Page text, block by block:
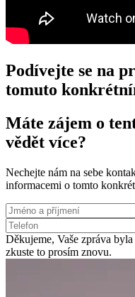
Podívejte se na
tomuto
Máte zájem o
vědět více?
Nechejte nám na sebe
informacemi o tomto
Děkujeme, Vaše zpráva byla
zkuste to prosím znovu.